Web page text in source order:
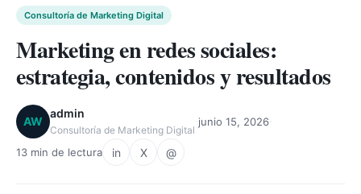
Consultoría de Marketing Digital
Marketing en redes sociales:
estrategia, contenidos y resultados
AW
admin
Consultoría de Marketing Digital
junio 15, 2026
13 min de lectura in X @